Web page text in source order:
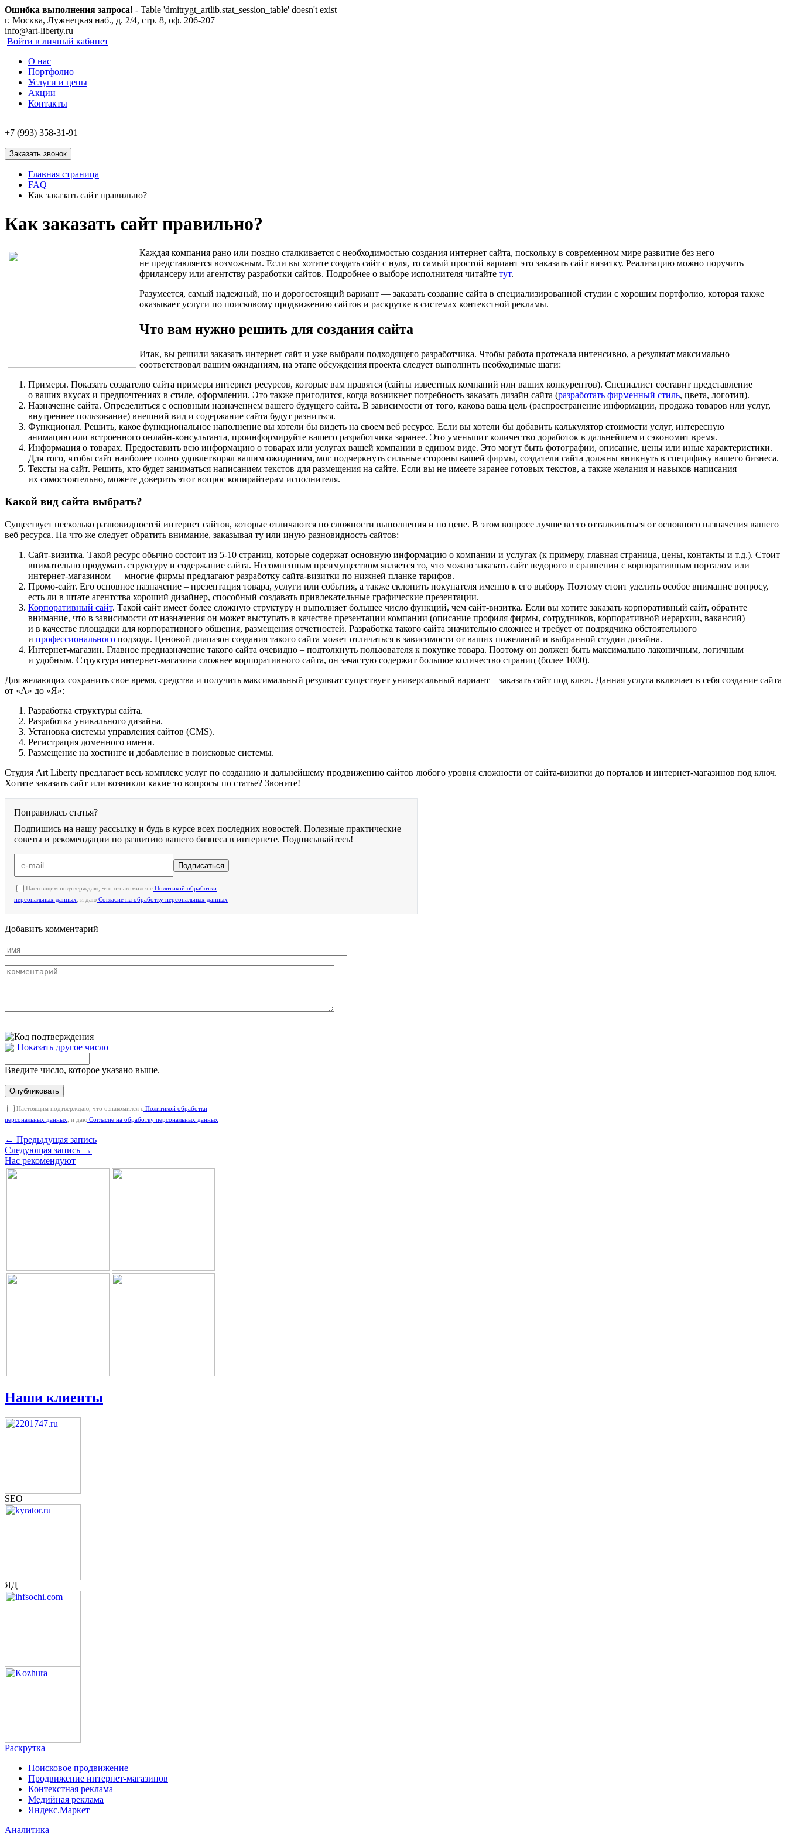
Ошибка выполнения запроса! - Table 'dmitrygt_artlib.stat_session_table' doesn't exist
г. Москва, Лужнецкая наб., д. 2/4, стр. 8, оф. 206-207
info@art-liberty.ru
Войти в личный кабинет
О нас
Портфолио
Услуги и цены
Акции
Контакты
+7 (993) 358-31-91
Заказать звонок
Главная страница
FAQ
Как заказать сайт правильно?
Как заказать сайт правильно?
Каждая компания рано или поздно сталкивается с необходимостью создания интернет сайта, поскольку в современном мире развитие без него
не представляется возможным. Если вы хотите создать сайт с нуля, то самый простой вариант это заказать сайт визитку. Реализацию можно поручить
фрилансеру или агентству разработки сайтов. Подробнее о выборе исполнителя читайте тут.
Разумеется, самый надежный, но и дорогостоящий вариант — заказать создание сайта в специализированной студии с хорошим портфолио, которая также
оказывает услуги по поисковому продвижению сайтов и раскрутке в системах контекстной рекламы.
Что вам нужно решить для создания сайта
Итак, вы решили заказать интернет сайт и уже выбрали подходящего разработчика. Чтобы работа протекала интенсивно, а результат максимально
соответствовал вашим ожиданиям, на этапе обсуждения проекта следует выполнить необходимые шаги:
Примеры. Показать создателю сайта примеры интернет ресурсов, которые вам нравятся (сайты известных компаний или ваших конкурентов). Специалист составит представление
о ваших вкусах и предпочтениях в стиле, оформлении. Это также пригодится, когда возникнет потребность заказать дизайн сайта (разработать фирменный стиль, цвета, логотип).
Назначение сайта. Определиться с основным назначением вашего будущего сайта. В зависимости от того, какова ваша цель (распространение информации, продажа товаров или услуг,
внутреннее пользование) внешний вид и содержание сайта будут разниться.
Функционал. Решить, какое функциональное наполнение вы хотели бы видеть на своем веб ресурсе. Если вы хотели бы добавить калькулятор стоимости услуг, интересную
анимацию или встроенного онлайн-консультанта, проинформируйте вашего разработчика заранее. Это уменьшит количество доработок в дальнейшем и сэкономит время.
Информация о товарах. Предоставить всю информацию о товарах или услугах вашей компании в едином виде. Это могут быть фотографии, описание, цены или иные характеристики.
Для того, чтобы сайт наиболее полно удовлетворял вашим ожиданиям, мог подчеркнуть сильные стороны вашей фирмы, создатели сайта должны вникнуть в специфику вашего бизнеса.
Тексты на сайт. Решить, кто будет заниматься написанием текстов для размещения на сайте. Если вы не имеете заранее готовых текстов, а также желания и навыков написания
их самостоятельно, можете доверить этот вопрос копирайтерам исполнителя.
Какой вид сайта выбрать?
Существует несколько разновидностей интернет сайтов, которые отличаются по сложности выполнения и по цене. В этом вопросе лучше всего отталкиваться от основного назначения вашего
веб ресурса. На что же следует обратить внимание, заказывая ту или иную разновидность сайтов:
Сайт-визитка. Такой ресурс обычно состоит из 5-10 страниц, которые содержат основную информацию о компании и услугах (к примеру, главная страница, цены, контакты и т.д.). Стоит
внимательно продумать структуру и содержание сайта. Несомненным преимуществом является то, что можно заказать сайт недорого в сравнении с корпоративным порталом или
интернет-магазином — многие фирмы предлагают разработку сайта-визитки по нижней планке тарифов.
Промо-сайт. Его основное назначение – презентация товара, услуги или события, а также склонить покупателя именно к его выбору. Поэтому стоит уделить особое внимание вопросу,
есть ли в штате агентства хороший дизайнер, способный создавать привлекательные графические презентации.
Корпоративный сайт. Такой сайт имеет более сложную структуру и выполняет большее число функций, чем сайт-визитка. Если вы хотите заказать корпоративный сайт, обратите
внимание, что в зависимости от назначения он может выступать в качестве презентации компании (описание профиля фирмы, сотрудников, корпоративной иерархии, вакансий)
и в качестве площадки для корпоративного общения, размещения отчетностей. Разработка такого сайта значительно сложнее и требует от подрядчика обстоятельного
и профессионального подхода. Ценовой диапазон создания такого сайта может отличаться в зависимости от ваших пожеланий и выбранной студии дизайна.
Интернет-магазин. Главное предназначение такого сайта очевидно – подтолкнуть пользователя к покупке товара. Поэтому он должен быть максимально лаконичным, логичным
и удобным. Структура интернет-магазина сложнее корпоративного сайта, он зачастую содержит большое количество страниц (более 1000).
Для желающих сохранить свое время, средства и получить максимальный результат существует универсальный вариант – заказать сайт под ключ. Данная услуга включает в себя создание сайта
от «А» до «Я»:
Разработка структуры сайта.
Разработка уникального дизайна.
Установка системы управления сайтов (CMS).
Регистрация доменного имени.
Размещение на хостинге и добавление в поисковые системы.
Студия Art Liberty предлагает весь комплекс услуг по созданию и дальнейшему продвижению сайтов любого уровня сложности от сайта-визитки до порталов и интернет-магазинов под ключ.
Хотите заказать сайт или возникли какие то вопросы по статье? Звоните!
Понравилась статья?
Подпишись на нашу рассылку и будь в курсе всех последних новостей. Полезные практические
советы и рекомендации по развитию вашего бизнеса в интернете. Подписывайтесь!
Подписаться
Настоящим подтверждаю, что ознакомился с Политикой обработки
персональных данных , и даю Согласие на обработку персональных данных
Добавить комментарий
Показать другое число
Введите число, которое указано выше.
Опубликовать
Настоящим подтверждаю, что ознакомился с Политикой обработки
персональных данных , и даю Согласие на обработку персональных данных
← Предыдущая запись
Следующая запись →
Нас рекомендуют
Наши клиенты
SEO
ЯД
Раскрутка
Поисковое продвижение
Продвижение интернет-магазинов
Контекстная реклама
Медийная реклама
Яндекс.Маркет
Аналитика